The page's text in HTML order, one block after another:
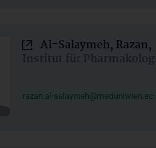
Al-Salaymeh, Razan,
Institut für
razan.al-